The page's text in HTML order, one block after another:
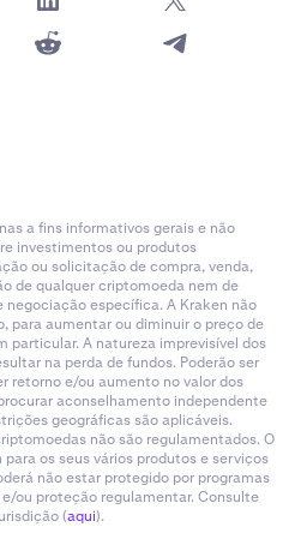
a fins informativos gerais e não
investimentos ou produtos
ou solicitação de compra, venda,
de qualquer criptomoeda nem de
específica. A Kraken não
para aumentar ou diminuir o preço de
particular. A natureza imprevisível dos
na perda de fundos. Poderão ser
retorno e/ou aumento no valor dos
aconselhamento independente
geográficas são aplicáveis.
não são regulamentados. O
os seus vários produtos e serviços
não estar protegido por programas
ou proteção regulamentar. Consulte
(aqui).